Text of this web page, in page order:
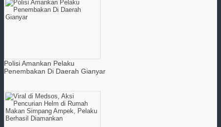
Polisi Amankan Pelaku
Penembakan Di Daerah Gianyar